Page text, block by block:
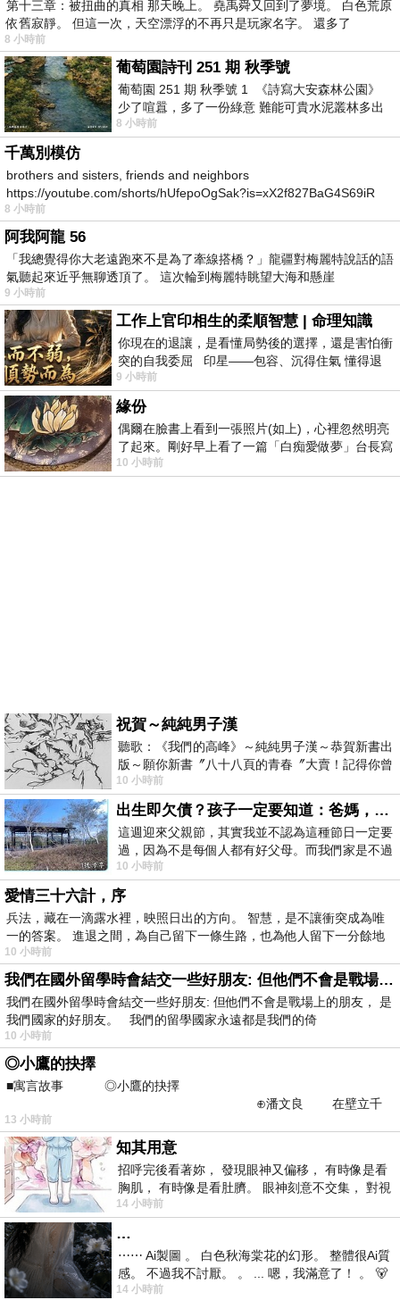
第十三章：被扭曲的真相 那天晚上。 堯禹舜又回到了夢境。 白色荒原
依舊寂靜。 但這一次，天空漂浮的不再只是玩家名字。 還多了
8 小時前
葡萄園詩刊 251 期 秋季號
葡萄園 251 期 秋季號 1 《詩寫大安森林公園》
少了喧囂，多了一份綠意 難能可貴水泥叢林多出
一
8 小時前
千萬別模仿
brothers and sisters, friends and neighbors
https://youtube.com/shorts/hUfepoOgSak?is=xX2f827BaG4S69iR
https
8 小時前
阿我阿龍 56
「我總覺得你大老遠跑來不是為了牽線搭橋？」龍疆對梅麗特說話的語
氣聽起來近乎無聊透頂了。 這次輪到梅麗特眺望大海和懸崖
9 小時前
工作上官印相生的柔順智慧 | 命理知識
你現在的退讓，是看懂局勢後的選擇，還是害怕衝
突的自我委屈 印星——包容、沉得住氣 懂得退
一步觀察，不會
9 小時前
緣份
偶爾在臉書上看到一張照片(如上)，心裡忽然明亮
了起來。剛好早上看了一篇「白痴愛做夢」台長寫
的貼文，在回顧年輕時瘋狂愛上
10 小時前
祝賀～純純男子漢
聽歌：《我們的高峰》～純純男子漢～恭賀新書出
版～願你新書〞八十八頁的青春〞大賣！記得你曾
經在我的版留言…「好讚的圖^^感覺大家
10 小時前
出生即欠債？孩子一定要知道：爸媽，其實我不欠你們
這週迎來父親節，其實我並不認為這種節日一定要
過，因為不是每個人都有好父母。而我們家是不過
節的，平時也沒什麼儀式感，生活趨近冷
10 小時前
愛情三十六計，序
兵法，藏在一滴露水裡，映照日出的方向。 智慧，是不讓衝突成為唯
一的答案。 進退之間，為自己留下一條生路，也為他人留下一分餘地
10 小時前
我們在國外留學時會結交一些好朋友: 但他們不會是戰場上的朋友
我們在國外留學時會結交一些好朋友: 但他們不會是戰場上的朋友， 是
我們國家的好朋友。 我們的留學國家永遠都是我們的倚
10 小時前
◎小鷹的抉擇
■寓言故事 ◎小鷹的抉擇
⊕潘文良 在壁立千
仞的懸崖上，有一座遮天蔽
13 小時前
知其用意
招呼完後看著妳， 發現眼神又偏移， 有時像是看
胸肌， 有時像是看肚臍。 眼神刻意不交集， 對視
視線不對齊， 讓我很難不
14 小時前
…
⋯⋯ Ai製圖 。 白色秋海棠花的幻形。 整體很Ai質
感。 不過我不討厭。 。 ... 嗯，我滿意了！ 。 🐻
昨中
14 小時前